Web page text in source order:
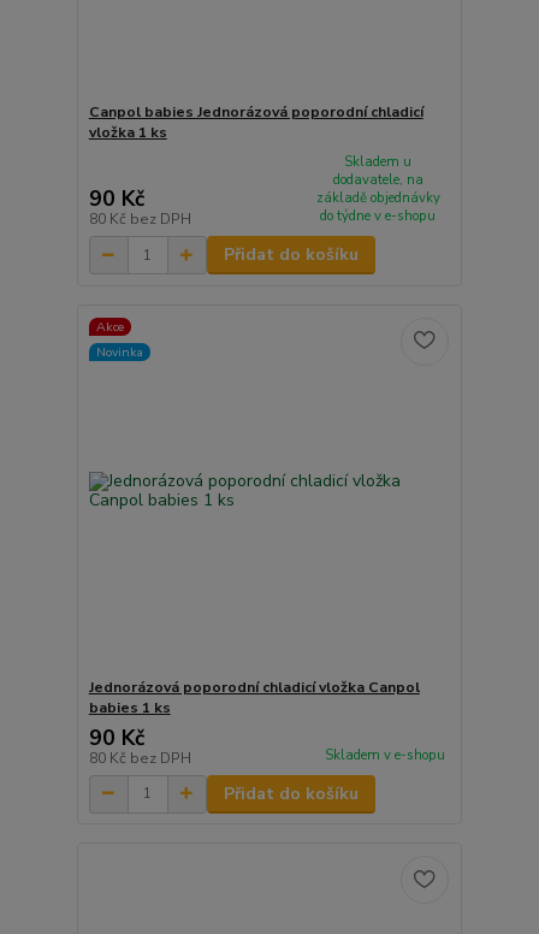
Canpol babies Jednorázová poporodní chladicí
vložka 1 ks
90 Kč
80 Kč bez DPH
Skladem u
dodavatele, na
základě objednávky
do týdne v e-shopu
Přidat do košíku
Akce
Novinka
Jednorázová poporodní chladicí vložka Canpol
babies 1 ks
90 Kč
80 Kč bez DPH Skladem v e-shopu
Přidat do košíku